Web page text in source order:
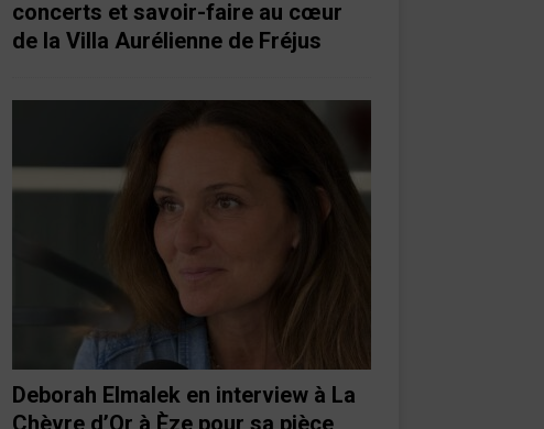
concerts et savoir-faire au cœur
de la Villa Aurélienne de Fréjus
Deborah Elmalek en interview à La